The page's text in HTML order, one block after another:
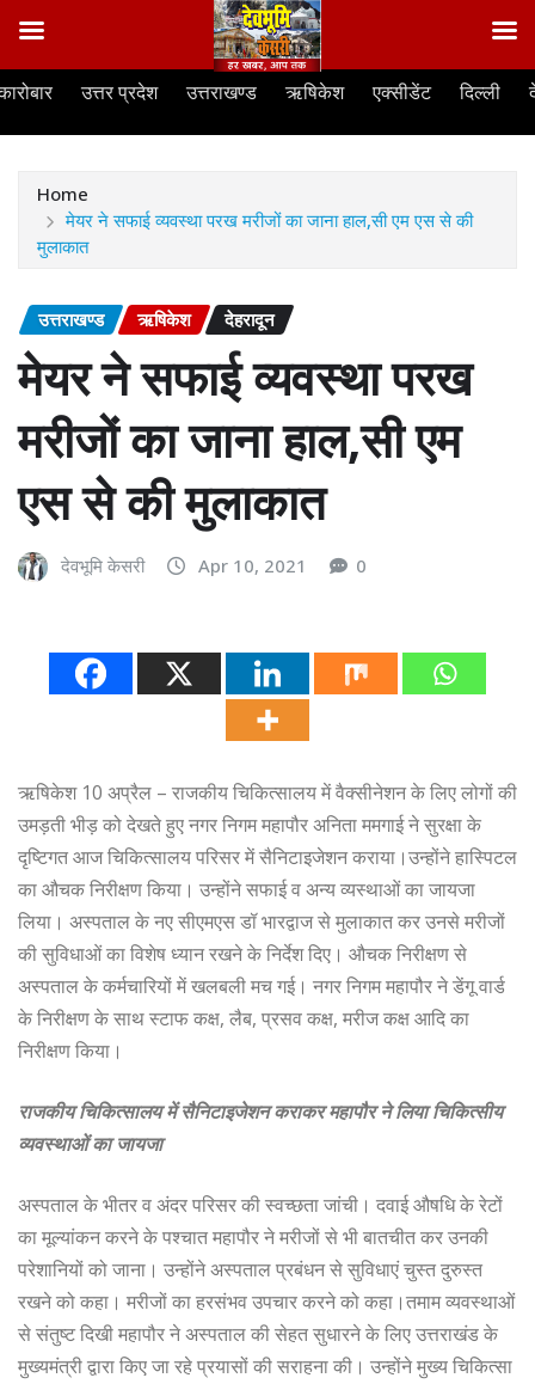
Skip
उत्तर प्रदेश उत्तराखण्ड ऋषिकेश एक्सीडेंट दिल्ली
Home
मेयर ने सफाई व्यवस्था परख मरीजों का जाना हाल,सी एम एस से की
मुलाकात
उत्तराखण्ड ऋषिकेश देहरादून
मेयर ने सफाई व्यवस्था परख
मरीजों का जाना हाल,सी एम
एस से की मुलाकात
देवभूमि केसरी Apr 10, 2021 0
ऋषिकेश 10 अप्रैल – राजकीय चिकित्सालय में वैक्सीनेशन के लिए लोगों की
उमड़ती भीड़ को देखते हुए नगर निगम महापौर अनिता ममगाई ने सुरक्षा के
दृष्टिगत आज चिकित्सालय परिसर में सैनिटाइजेशन कराया।उन्होंने हास्पिटल
का औचक निरीक्षण किया। उन्होंने सफाई व अन्य व्यस्थाओं का जायजा
लिया। अस्पताल के नए सीएमएस डॉ भारद्वाज से मुलाकात कर उनसे मरीजों
की सुविधाओं का विशेष ध्यान रखने के निर्देश दिए। औचक निरीक्षण से
अस्पताल के कर्मचारियों में खलबली मच गई। नगर निगम महापौर ने डेंगू वार्ड
के निरीक्षण के साथ स्टाफ कक्ष, लैब, प्रसव कक्ष, मरीज कक्ष आदि का
निरीक्षण किया।
राजकीय चिकित्सालय में सैनिटाइजेशन कराकर महापौर ने लिया चिकित्सीय
व्यवस्थाओं का जायजा
अस्पताल के भीतर व अंदर परिसर की स्वच्छता जांची। दवाई औषधि के रेटों
का मूल्यांकन करने के पश्चात महापौर ने मरीजों से भी बातचीत कर उनकी
परेशानियों को जाना। उन्होंने अस्पताल प्रबंधन से सुविधाएं चुस्त दुरुस्त
रखने को कहा। मरीजों का हरसंभव उपचार करने को कहा।तमाम व्यवस्थाओं
से संतुष्ट दिखी महापौर ने अस्पताल की सेहत सुधारने के लिए उत्तराखंड के
मुख्यमंत्री द्वारा किए जा रहे प्रयासों की सराहना की। उन्होंने मुख्य चिकित्सा